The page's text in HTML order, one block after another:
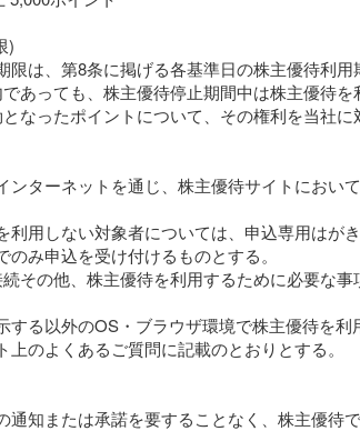
)
は、第8条に掲げる各基準日の株主優待利用
あっても、株主優待停止期間中は株主優待を
なったポイントについて、その権利を当社に
ンターネットを通じ、株主優待サイトにおい
利用しない対象者については、申込専用はが
み申込を受け付けるものとする。
その他、株主優待を利用するために必要な
する以外のOS・ブラウザ環境で株主優待を利
のよくあるご質問に記載のとおりとする。
通知または承諾を要することなく、株主優待